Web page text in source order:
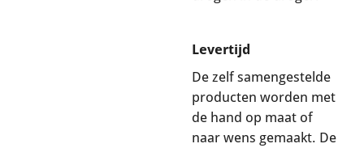
Levertijd
De zelf samengestelde
producten worden met
de hand op maat of
naar wens gemaakt. De